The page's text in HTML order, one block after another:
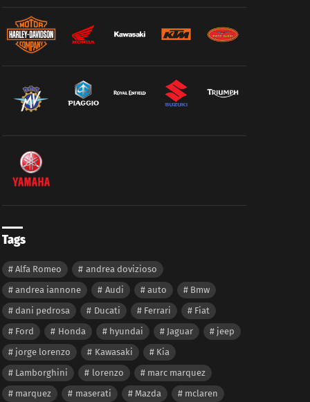
Tags
Alfa Romeo
andrea dovizioso
andrea iannone
Audi auto
Bmw
dani pedrosa
Ducati Ferrari
Fiat
Ford
Honda hyundai Jaguar
jeep
jorge lorenzo
Kawasaki
Kia
Lamborghini
lorenzo
marc marquez
marquez
maserati Mazda
mclaren